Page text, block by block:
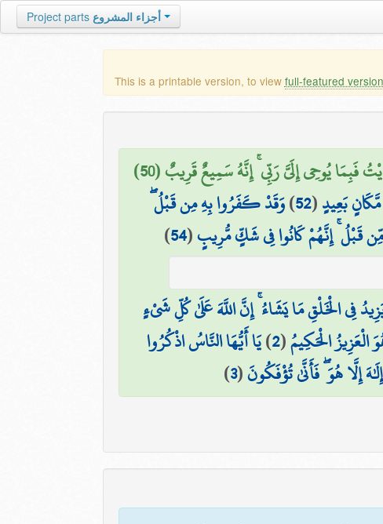
Project parts أجزاء المشروع
This is a printable version, to view full-featured version
يُوحِي إِلَيَّ رَبِّي ۚ إِنَّهُ سَمِيعٌ قَرِيبٌ (50)
بَعِيدٍ(
52
)وَقَدْ كَفَرُوا بِهِ مِن قَبْلُ ۖ
قَبْلُ ۚ إِنَّهُمْ كَانُوا فِي شَكٍّ مُّرِيبٍ(
54
)
فِي الْخَلْقِ مَا يَشَاءُ ۚ إِنَّ اللَّهَ عَلَىٰ كُلِّ شَيْءٍ
الْحَكِيمُ(
2
)يَا أَيُّهَا النَّاسُ اذْكُرُوا
إِلَّا هُوَ ۖ فَأَنَّىٰ تُؤْفَكُونَ(
3
)